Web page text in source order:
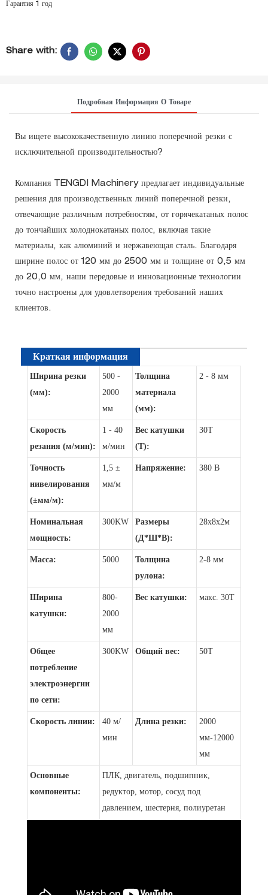
Гарантия 1 год
Share with:
Подробная Информация О Товаре
Вы ищете высококачественную линию поперечной резки с
исключительной производительностью?
Компания TENGDI Machinery предлагает индивидуальные
решения для производственных линий поперечной резки,
отвечающие различным потребностям, от горячекатаных полос
до тончайших холоднокатаных полос, включая такие
материалы, как алюминий и нержавеющая сталь. Благодаря
ширине полос от 120 мм до 2500 мм и толщине от 0,5 мм
до 20,0 мм, наши передовые и инновационные технологии
точно настроены для удовлетворения требований наших
клиентов.
Краткая информация
Ширина резки
(мм):
500 -
2000
мм
Толщина
материала
(мм):
2 - 8 мм
Скорость
резания (м/мин):
1 - 40
м/мин
Вес катушки
(Т):
30T
Точность
нивелирования
(±мм/м):
1,5 ±
мм/м
Напряжение: 380 В
Номинальная
мощность:
300KW
Размеры
(Д*Ш*В):
28х8х2м
Масса: 5000
Толщина
рулона:
2-8 мм
Ширина
катушки:
800-
2000
мм
Вес катушки: макс. 30Т
Общее
потребление
электроэнергии
по сети:
300KW Общий вес: 50T
Скорость линии:
40 м/
мин
Длина резки:
2000
мм-12000
мм
Основные
компоненты:
ПЛК, двигатель, подшипник,
редуктор, мотор, сосуд под
давлением, шестерня, полиуретан